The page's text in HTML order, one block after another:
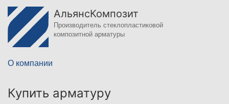
АльянсКомпозит
Производитель стеклопластиковой
композитной арматуры
О компании
Купить арматуру